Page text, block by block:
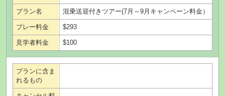
プラン名 混乗送迎付きツアー(7月～9月キャンペーン料金）
プレー料金 $293
見学者料金 $100
プランに含ま
れるもの